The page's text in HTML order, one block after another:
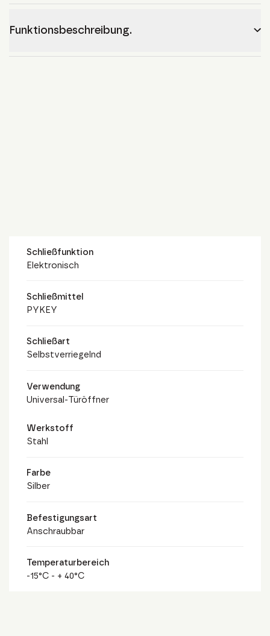
Funktionsbeschreibung.
Schließfunktion
Elektronisch
Schließmittel
PYKEY
Schließart
Selbstverriegelnd
Verwendung
Universal-Türöffner
Werkstoff
Stahl
Farbe
Silber
Befestigungsart
Anschraubbar
Temperaturbereich
-15°C - + 40°C